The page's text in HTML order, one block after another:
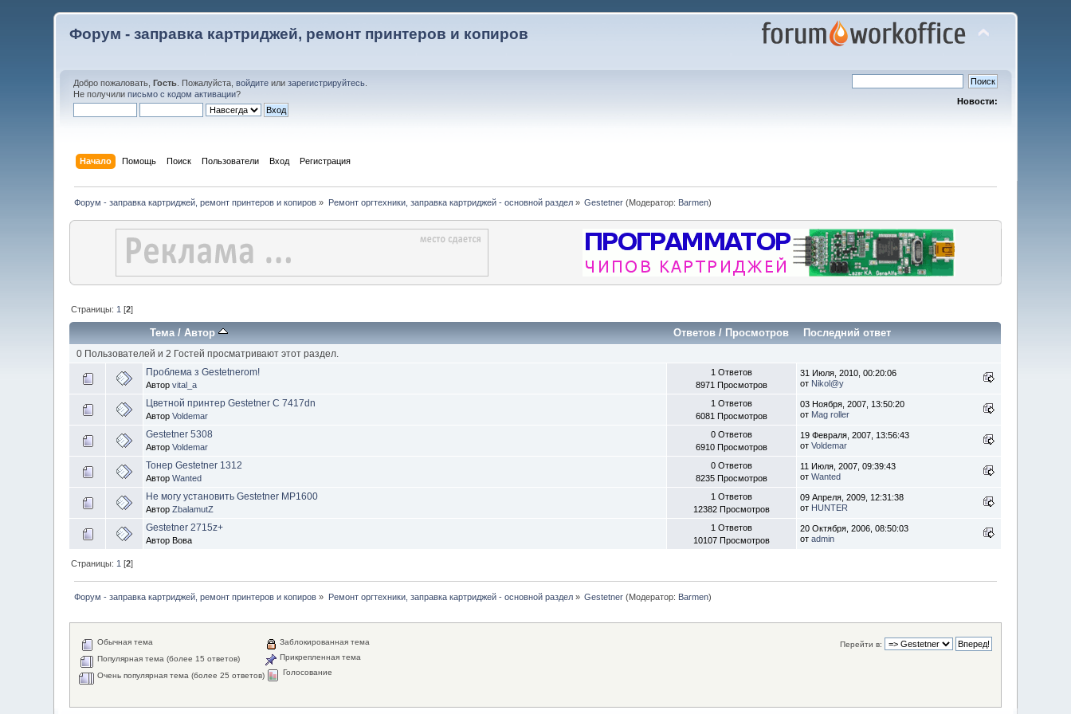
Форум - заправка картриджей, ремонт принтеров и копиров
Добро пожаловать,Гость . Пожалуйста,войдите илизарегистрируйтесь
Не получилиписьмо с кодом активации?
Новости:
Начало Помощь Поиск Пользователи Вход Регистрация
Форум - заправка картриджей, ремонт принтеров и копиров » Ремонт оргтехники, заправка картриджей - основной раздел» Gestetner (Модератор: Barmen)
Страницы: 1 [2]
Тема/Автор Ответов / Просмотров Последний ответ
0 Пользователей и 2 Гостей просматривают этот раздел.
Проблема з Gestetnerom!
Авторvital_a
1 Ответов
8971 Просмотров
31 Июля, 2010, 00:20:06
от Nikol@y
Цветной принтер Gestetner C 7417dn
АвторVoldemar
1 Ответов
6081 Просмотров
03 Ноября, 2007, 13:50:20
от Mag roller
Gestetner 5308
АвторVoldemar
0 Ответов
6910 Просмотров
19 Февраля, 2007, 13:56:43
отVoldemar
Тонер Gestetner 1312
АвторWanted
0 Ответов
8235 Просмотров
11 Июля, 2007, 09:39:43
отWanted
Не могу установить Gestetner MP1600
АвторZbalamutZ
1 Ответов
12382 Просмотров
09 Апреля, 2009, 12:31:38
от HUNTER
Gestetner 2715z+
Автор Вова
1 Ответов
10107 Просмотров
20 Октября, 2006, 08:50:03
отadmin
Страницы: 1 [2]
Форум - заправка картриджей, ремонт принтеров и копиров » Ремонт оргтехники, заправка картриджей - основной раздел» Gestetner (Модератор: Barmen)
Перейти в:
Обычная тема
Популярная тема (более 15 ответов)
Очень популярная тема (более 25 ответов)
Заблокированная тема
Прикрепленная тема
Голосование